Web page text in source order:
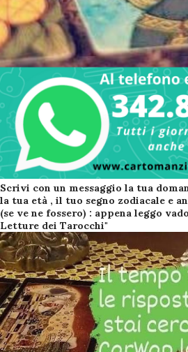
Scrivi con un messaggio la tua
la tua età , il tuo segno zodiacale e
(se ve ne fossero) : appena leggo
Letture dei Tarocchi"